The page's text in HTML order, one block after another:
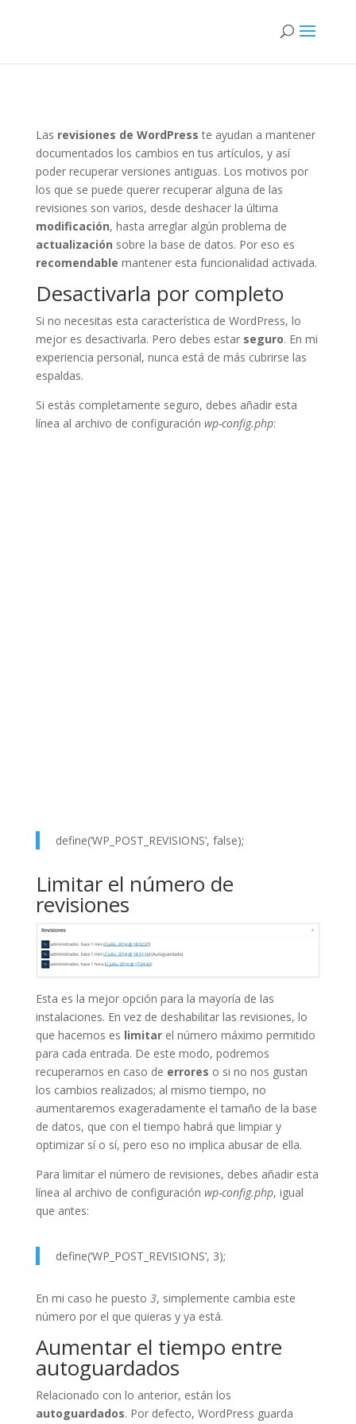
Las revisiones de WordPress te ayudan a mantener
documentados los cambios en tus artículos, y así
poder recuperar versiones antiguas. Los motivos por
los que se puede querer recuperar alguna de las
revisiones son varios, desde deshacer la última
modificación, hasta arreglar algún problema de
actualización sobre la base de datos. Por eso es
recomendable mantener esta funcionalidad activada.
Desactivarla por completo
Si no necesitas esta característica de WordPress, lo
mejor es desactivarla. Pero debes estar seguro. En mi
experiencia personal, nunca está de más cubrirse las
espaldas.
Si estás completamente seguro, debes añadir esta
línea al archivo de configuración wp-config.php:
define(‘WP_POST_REVISIONS’, false);
Limitar el número de
revisiones
Esta es la mejor opción para la mayoría de las
instalaciones. En vez de deshabilitar las revisiones, lo
que hacemos es limitarel número máximo permitido
para cada entrada. De este modo, podremos
recuperarnos en caso de errores o si no nos gustan
los cambios realizados; al mismo tiempo, no
aumentaremos exageradamente el tamaño de la base
de datos, que con el tiempo habrá que limpiar y
optimizar sí o sí, pero eso no implica abusar de ella.
Para limitar el número de revisiones, debes añadir esta
línea al archivo de configuración wp-config.php, igual
que antes:
define(‘WP_POST_REVISIONS’, 3);
En mi caso he puesto 3, simplemente cambia este
número por el que quieras y ya está.
Aumentar el tiempo entre
autoguardados
Relacionado con lo anterior, están los
autoguardados. Por defecto, WordPress guarda